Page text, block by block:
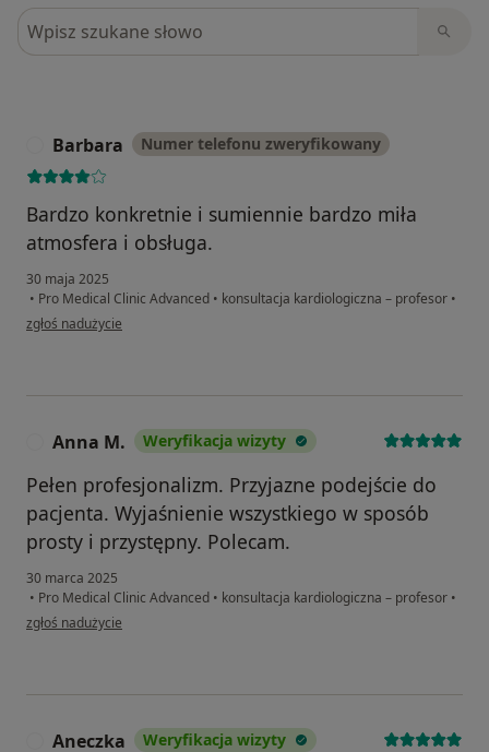
Szukaj w opiniach
Barbara Numer telefonu zweryfikowany
Bardzo konkretnie i sumiennie bardzo miła
atmosfera i obsługa.
30 maja 2025
• Pro Medical Clinic Advanced • konsultacja kardiologiczna – profesor •
w opinii użytkownika Barbara
zgłoś nadużycie
Anna M. Weryfikacja wizyty
Pełen profesjonalizm. Przyjazne podejście do
pacjenta. Wyjaśnienie wszystkiego w sposób
prosty i przystępny. Polecam.
30 marca 2025
• Pro Medical Clinic Advanced • konsultacja kardiologiczna – profesor •
w opinii użytkownika Anna M.
zgłoś nadużycie
Aneczka Weryfikacja wizyty